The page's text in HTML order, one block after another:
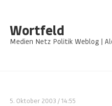
Wortfeld
Medien Netz Politik Weblog |
5. Oktober 2003 / 14:55